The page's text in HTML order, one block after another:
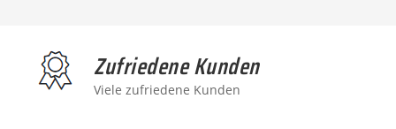
Zufriedene Kunden
Viele zufriedene Kunden